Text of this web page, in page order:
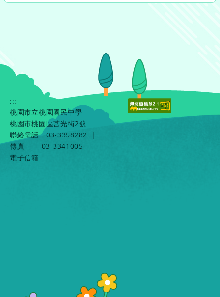
:::
桃園市立桃園國民中學
桃園市桃園區莒光街2號
聯絡電話
03-3358282
|
傳真
03-3341005
電子信箱